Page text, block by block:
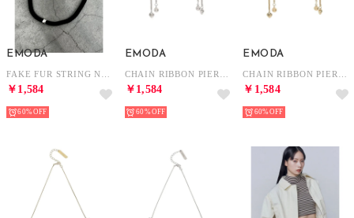
EMODA
￥1,584
60%
EMODA
￥1,584
60%
EMODA
￥1,584
60%